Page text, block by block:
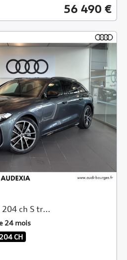
56 490 €
ch S tr...
24 mois
204 CH